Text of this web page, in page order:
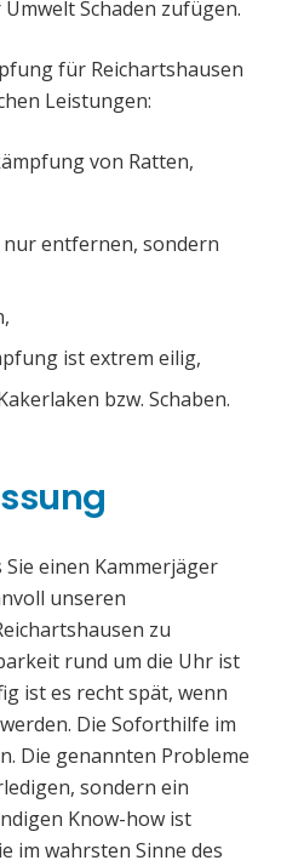
Schaden zufügen.
für Reichartshausen
Leistungen:
von Ratten,
entfernen, sondern
ist extrem eilig,
bzw. Schaben.
Sie einen Kammerjäger
unseren
zu
rund um die Uhr ist
ist es recht spät, wenn
Die Soforthilfe im
Die genannten Probleme
sondern ein
Know-how ist
im wahrsten Sinne des